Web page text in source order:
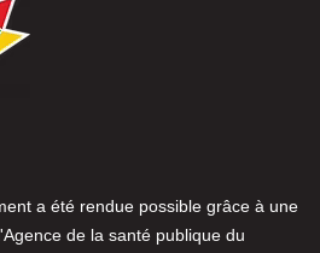
a été rendue possible grâce à une
de la santé publique du